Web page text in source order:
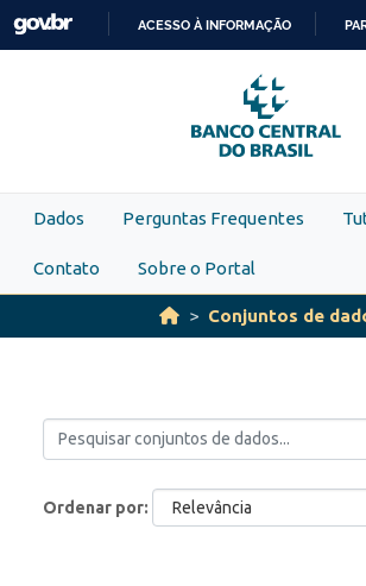
Skip to main content
PARA
O
CONTEÚDO
ACESSO À INFORMAÇÃO
Dados Perguntas Frequentes
Contato Sobre o Portal
Conjuntos de
Ordenar por